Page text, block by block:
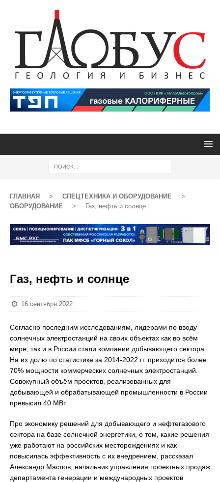
ГЛАВНАЯ > СПЕЦТЕХНИКА И ОБОРУДОВАНИЕ
>
ОБОРУДОВАНИЕ
> Газ, нефть и солнце
Газ, нефть и солнце
16 сентября 2022
Согласно последним исследованиям, лидерами по вводу
солнечных электростанций на своих объектах как во всём
мире, так и в России стали компании добывающего сектора.
На их долю по статистике за 2014-2022 гг. приходится более
70% мощности коммерческих солнечных электростанций.
Совокупный объём проектов, реализованных для
добывающей и обрабатывающей промышленности в России
превысил 40 МВт.
Про экономику решений для добывающего и нефтегазового
сектора на базе солнечной энергетики, о том, какие решения
уже работают на российских месторождениях и как
повысилась эффективность с их внедрением, рассказал
Александр Маслов, начальник управления проектных продаж
департамента генерации и международных проектов